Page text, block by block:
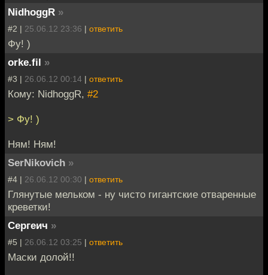
NidhoggR »
#2 | 25.06.12 23:36 | ответить
Фу! )
orke.fil »
#3 | 26.06.12 00:14 | ответить
Кому: NidhoggR, #2
> Фу! )
Ням! Ням!
SerNikovich »
#4 | 26.06.12 00:30 | ответить
Глянутые мельком - ну чисто гигантские отваренные
креветки!
Сергеич »
#5 | 26.06.12 03:25 | ответить
Маски долой!!